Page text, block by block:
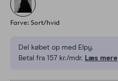
Farve: Sort/hvid
Del købet op med Elpy.
Betal fra 157 kr./mdr. Læs mere